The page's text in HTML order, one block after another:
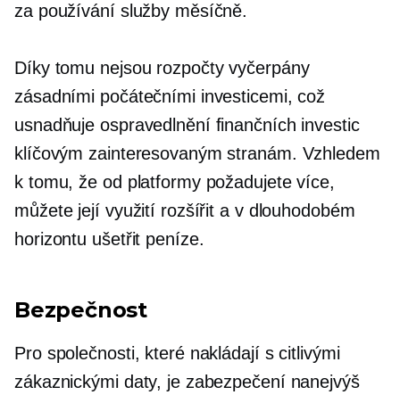
za používání služby měsíčně.
Díky tomu nejsou rozpočty vyčerpány
zásadními počátečními investicemi, což
usnadňuje ospravedlnění finančních investic
klíčovým zainteresovaným stranám. Vzhledem
k tomu, že od platformy požadujete více,
můžete její využití rozšířit a v dlouhodobém
horizontu ušetřit peníze.
Bezpečnost
Pro společnosti, které nakládají s citlivými
zákaznickými daty, je zabezpečení nanejvýš